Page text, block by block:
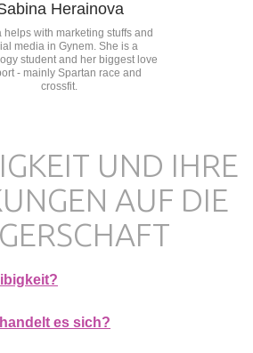
Herainova
helps with marketing stuffs and
media in Gynem. She is a
student and her biggest love
- mainly Spartan race and
crossfit.
UND IHRE
AUF DIE
es sich?